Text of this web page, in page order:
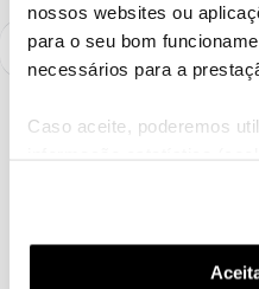
nossos websites ou
para o seu bom
necessários para a
Caso aceite, poderemos
funcionalidades (cookies
funcionalidade) e adaptar
(cookies de publicidade